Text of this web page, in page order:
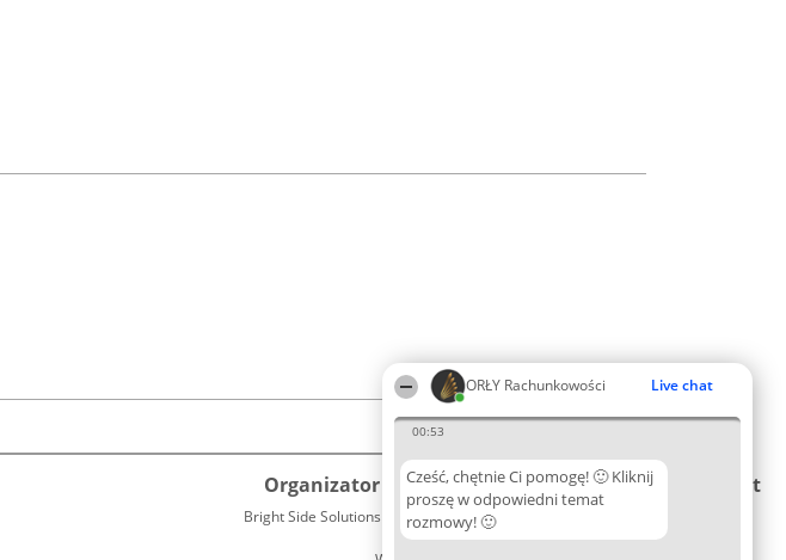
ORŁY Rachunkowości Live chat
00:53
Cześć, chętnie Ci pomogę! 🙂 Kliknij
proszę w odpowiedni temat
rozmowy! 🙂
Organizator plebiscytu
Bright Side Solutions sp. z o. o. sp. k.
ul. Ruska 22
Plebiscyt
Lista
Kontakt